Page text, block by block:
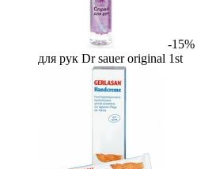
-15%
для рук Dr sauer original 1st